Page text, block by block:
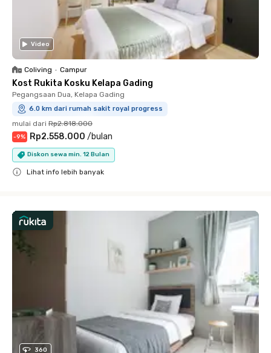
Video
Coliving • Campur
Kost Rukita Kosku Kelapa Gading
Pegangsaan Dua, Kelapa Gading
6.0 km dari rumah sakit royal progress
mulai dari Rp2.818.000
-9% Rp2.558.000 /bulan
Diskon sewa min. 12 Bulan
Lihat info lebih banyak
360